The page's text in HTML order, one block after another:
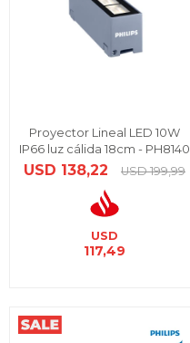
Proyector Lineal LED 10W
IP66 luz cálida 18cm - PH8140
USD 138,22 USD 199,99
USD
117,49